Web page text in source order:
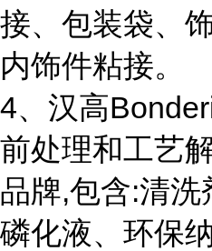
接、包装袋、
内饰件粘接。
4、汉高
前处理和工艺
品牌,包含:清洗
磷化液、环保